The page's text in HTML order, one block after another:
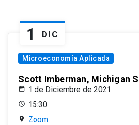
1 DIC
Microeconomía Aplicada
Scott Imberman, Michigan
1 de Diciembre de 2021
15:30
Zoom